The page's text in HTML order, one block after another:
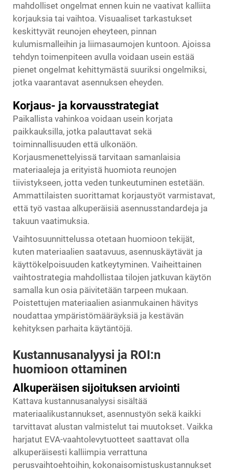
mahdolliset ongelmat ennen kuin ne vaativat kalliita
korjauksia tai vaihtoa. Visuaaliset tarkastukset
keskittyvät reunojen eheyteen, pinnan
kulumismalleihin ja liimasaumojen kuntoon. Ajoissa
tehdyn toimenpiteen avulla voidaan usein estää
pienet ongelmat kehittymästä suuriksi ongelmiksi,
jotka vaarantavat asennuksen eheyden.
Korjaus- ja korvausstrategiat
Paikallista vahinkoa voidaan usein korjata
paikkauksilla, jotka palauttavat sekä
toiminnallisuuden että ulkonäön.
Korjausmenettelyissä tarvitaan samanlaisia
materiaaleja ja erityistä huomiota reunojen
tiivistykseen, jotta veden tunkeutuminen estetään.
Ammattilaisten suorittamat korjaustyöt varmistavat,
että työ vastaa alkuperäisiä asennusstandardeja ja
takuun vaatimuksia.
Vaihtosuunnittelussa otetaan huomioon tekijät,
kuten materiaalien saatavuus, asennuskäytävät ja
käyttökelpoisuuden katkeytyminen. Vaiheittainen
vaihtostrategia mahdollistaa tilojen jatkuvan käytön
samalla kun osia päivitetään tarpeen mukaan.
Poistettujen materiaalien asianmukainen hävitys
noudattaa ympäristömääräyksiä ja kestävän
kehityksen parhaita käytäntöjä.
Kustannusanalyysi ja ROI:n
huomioon ottaminen
Alkuperäisen sijoituksen arviointi
Kattava kustannusanalyysi sisältää
materiaalikustannukset, asennustyön sekä kaikki
tarvittavat alustan valmistelut tai muutokset. Vaikka
harjatut EVA-vaahtolevytuotteet saattavat olla
alkuperäisesti kalliimpia verrattuna
perusvaihtoehtoihin, kokonaisomistuskustannukset